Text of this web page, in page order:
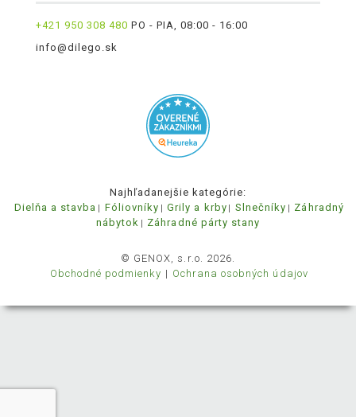
+421 950 308 480 PO - PIA, 08:00 - 16:00
info@dilego.sk
Najhľadanejšie kategórie:
Dielňa a stavba
Fóliovníky Grily a krby Slnečníky
Záhradný
nábytok
Záhradné párty stany
© GENOX, s.r.o. 2026.
Obchodné podmienky
Ochrana osobných údajov